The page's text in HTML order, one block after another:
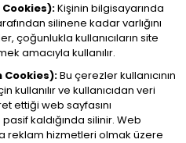
Cookies):Kişinin bilgisayarında
silinene kadar varlığını
çoğunlukla kullanıcıların site
amacıyla kullanılır.
Cookies):Bu çerezler kullanıcının
kullanılır ve kullanıcıdan veri
ettiği web sayfasını
kaldığında silinir. Web
reklam hizmetleri olmak üzere